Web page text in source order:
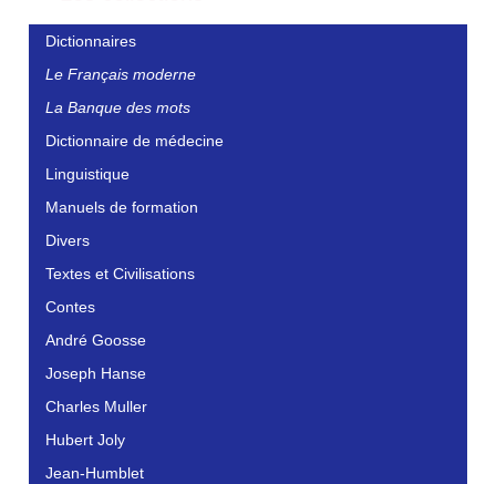
Dictionnaires
Le Français moderne
La Banque des mots
Dictionnaire de médecine
Linguistique
Manuels de formation
Divers
Textes et Civilisations
Contes
André Goosse
Joseph Hanse
Charles Muller
Hubert Joly
Jean-Humblet